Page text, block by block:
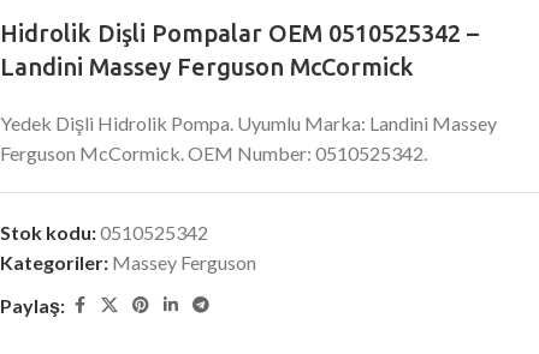
Hidrolik Dişli Pompalar OEM 0510525342 –
Landini Massey Ferguson McCormick
Yedek Dişli Hidrolik Pompa. Uyumlu Marka: Landini Massey
Ferguson McCormick. OEM Number: 0510525342.
Stok kodu:0510525342
Kategoriler: Massey Ferguson
Paylaş: